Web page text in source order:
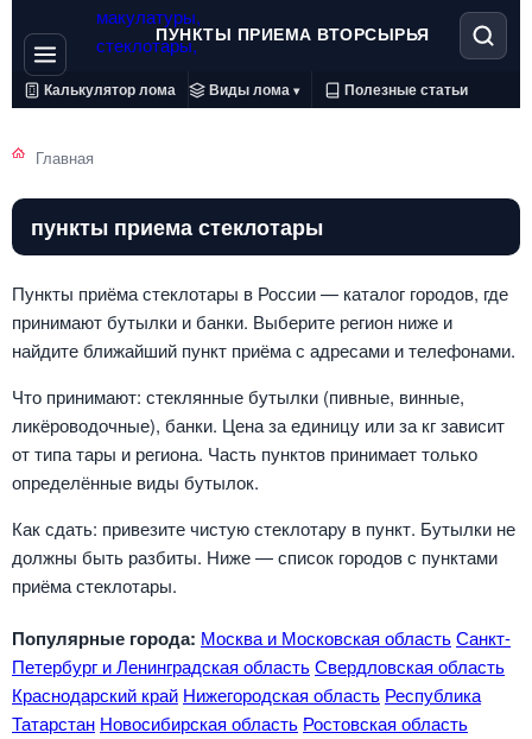
ПУНКТЫ ПРИЕМА ВТОРСЫРЬЯ
Калькулятор лома Виды лома ▾ Полезные статьи
Главная
пункты приема стеклотары
Пункты приёма стеклотары в России — каталог городов, где
принимают бутылки и банки. Выберите регион ниже и
найдите ближайший пункт приёма с адресами и телефонами.
Что принимают: стеклянные бутылки (пивные, винные,
ликёроводочные), банки. Цена за единицу или за кг зависит
от типа тары и региона. Часть пунктов принимает только
определённые виды бутылок.
Как сдать: привезите чистую стеклотару в пункт. Бутылки не
должны быть разбиты. Ниже — список городов с пунктами
приёма стеклотары.
Популярные города: Москва и Московская областьСанкт-
Петербург и Ленинградская областьСвердловская область
Краснодарский край Нижегородская область Республика
Татарстан Новосибирская область Ростовская область